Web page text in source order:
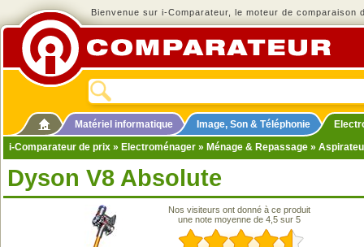
Bienvenue sur i-Comparateur, le moteur de comparaison
Matériel informatique Image, Son & Téléphonie
i-Comparateur de prix » Electroménager » Ménage & Repassage »
Dyson V8 Absolute
Nos visiteurs ont donné à ce produit
une note moyenne de 4,5 sur 5